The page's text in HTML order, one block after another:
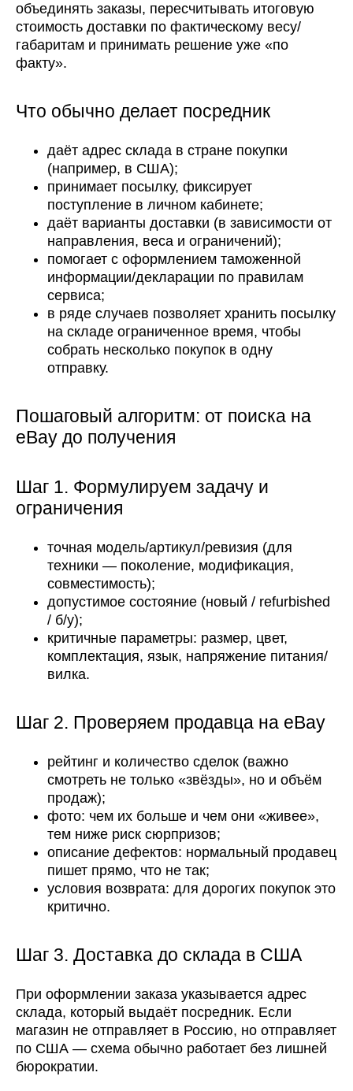
объединять заказы, пересчитывать итоговую
стоимость доставки по фактическому весу/
габаритам и принимать решение уже «по
факту».
Что обычно делает посредник
даёт адрес склада в стране покупки
(например, в США);
принимает посылку, фиксирует
поступление в личном кабинете;
даёт варианты доставки (в зависимости от
направления, веса и ограничений);
помогает с оформлением таможенной
информации/декларации по правилам
сервиса;
в ряде случаев позволяет хранить посылку
на складе ограниченное время, чтобы
собрать несколько покупок в одну
отправку.
Пошаговый алгоритм: от поиска на
eBay до получения
Шаг 1. Формулируем задачу и
ограничения
точная модель/артикул/ревизия (для
техники — поколение, модификация,
совместимость);
допустимое состояние (новый / refurbished
/ б/у);
критичные параметры: размер, цвет,
комплектация, язык, напряжение питания/
вилка.
Шаг 2. Проверяем продавца на eBay
рейтинг и количество сделок (важно
смотреть не только «звёзды», но и объём
продаж);
фото: чем их больше и чем они «живее»,
тем ниже риск сюрпризов;
описание дефектов: нормальный продавец
пишет прямо, что не так;
условия возврата: для дорогих покупок это
критично.
Шаг 3. Доставка до склада в США
При оформлении заказа указывается адрес
склада, который выдаёт посредник. Если
магазин не отправляет в Россию, но отправляет
по США — схема обычно работает без лишней
бюрократии.